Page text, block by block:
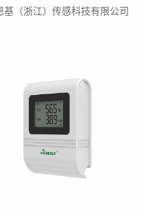
基（浙江）传感科技有限公司